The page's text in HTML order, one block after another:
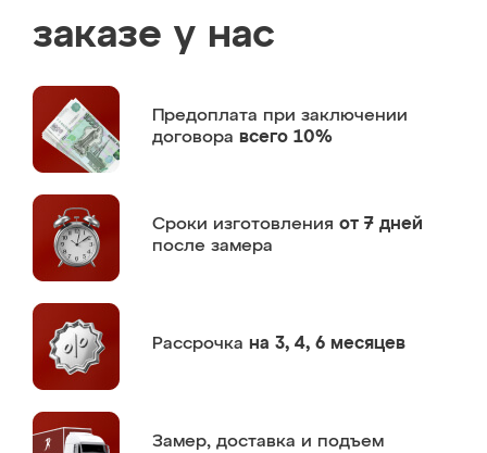
заказе у нас
Предоплата при заключении
договора всего 10%
Сроки изготовления от 7 дней
после замера
Рассрочка на 3, 4, 6 месяцев
Замер, доставка и подъем